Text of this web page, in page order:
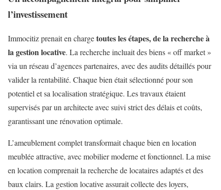
l’investissement
Immocitiz prenait en chargetoutes les étapes, de la recherche à
la gestion locative. La recherche incluait des biens « off market »
via un réseau d’agences partenaires, avec des audits détaillés pour
valider la rentabilité. Chaque bien était sélectionné pour son
potentiel et sa localisation stratégique. Les travaux étaient
supervisés par un architecte avec suivi strict des délais et coûts,
garantissant une rénovation optimale.
L’ameublement complet transformait chaque bien en location
meublée attractive, avec mobilier moderne et fonctionnel. La mise
en location comprenait la recherche de locataires adaptés et des
baux clairs. La gestion locative assurait collecte des loyers,